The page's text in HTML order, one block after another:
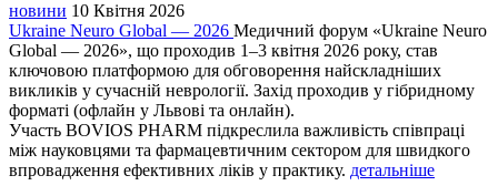
новини 10 Квітня 2026
Ukraine Neuro Global — 2026 Медичний форум «Ukraine Neuro
Global — 2026», що проходив 1–3 квітня 2026 року, став
ключовою платформою для обговорення найскладніших
викликів у сучасній неврології. Захід проходив у гібридному
форматі (офлайн у Львові та онлайн).
Участь BOVIOS PHARM підкреслила важливість співпраці
між науковцями та фармацевтичним сектором для швидкого
впровадження ефективних ліків у практику. детальніше